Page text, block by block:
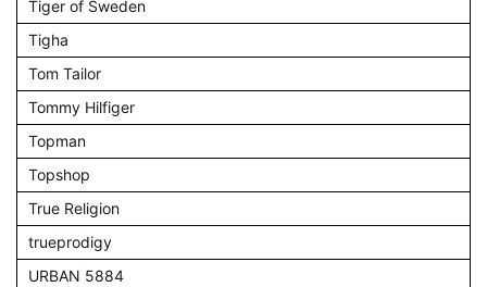
Tiger of Sweden
Tigha
Tom Tailor
Tommy Hilfiger
Topman
Topshop
True Religion
trueprodigy
URBAN 5884